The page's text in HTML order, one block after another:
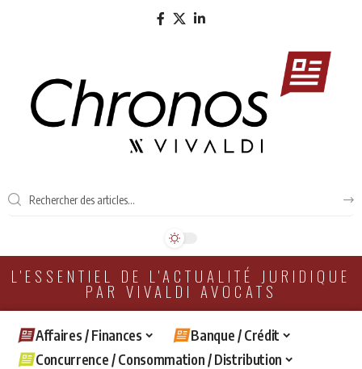
L'ESSENTIEL DE L'ACTUALITÉ JURIDIQUE
PAR VIVALDI AVOCATS
Affaires / Finances
Banque / Crédit
Concurrence / Consommation / Distribution